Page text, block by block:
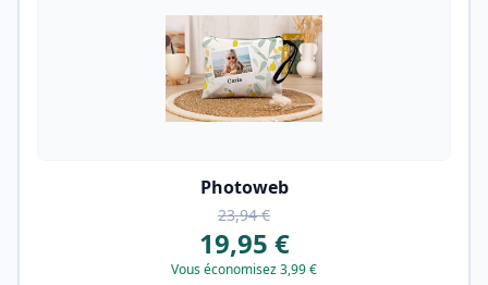
Photoweb
23,94 €
19,95 €
Vous économisez 3,99 €